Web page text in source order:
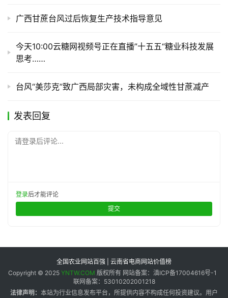
广西甘蔗台风过后恢复生产技术指导意见
今天10:00云糖网视频号正在直播”十五五“糖业科技发展
思考……
台风“美莎克”致广西局部灾害，未构成全域性甘蔗减产
发表回复
请登录后评论...
登录后才能评论
提交
全国农业网站百强 | 云南省电商网站价值榜
Copyright © 2025 YNTW.COM 版权所有 网站备案：滇ICP备17004616号-1
联网备案：53010202001218
法律声明： 本站为行业信息发布平台，所提供内容不构成任何投资建议。用户